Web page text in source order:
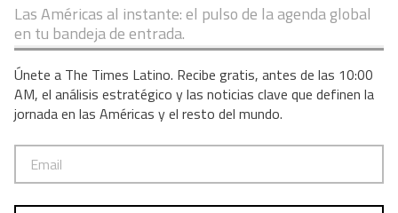
Las Américas al instante: el pulso de la agenda global
en tu bandeja de entrada.
Únete a The Times Latino. Recibe gratis, antes de las 10:00
AM, el análisis estratégico y las noticias clave que definen la
jornada en las Américas y el resto del mundo.